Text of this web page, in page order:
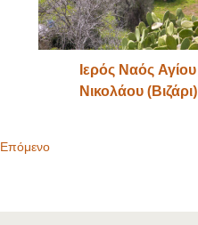
Ιερός Ναός Αγίου
Νικολάου (Βιζάρι)
Επόμενο